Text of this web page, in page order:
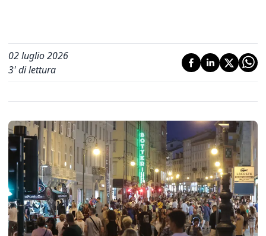
02 luglio 2026
3' di lettura